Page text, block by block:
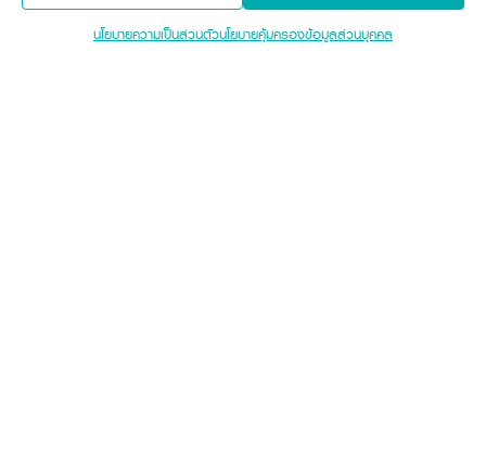
นโยบายความเป็นส่วนตัวนโยบายคุ้มครองข้อมูลส่วนบุคคล